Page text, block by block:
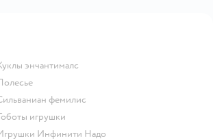
Куклы энчантималс
Полесье
Сильваниан фемилис
Тоботы игрушки
Игрушки Инфинити Надо